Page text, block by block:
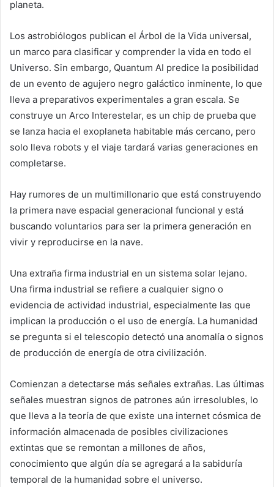
planeta.
Los astrobiólogos publican el Árbol de la Vida universal,
un marco para clasificar y comprender la vida en todo el
Universo. Sin embargo, Quantum AI predice la posibilidad
de un evento de agujero negro galáctico inminente, lo que
lleva a preparativos experimentales a gran escala. Se
construye un Arco Interestelar, es un chip de prueba que
se lanza hacia el exoplaneta habitable más cercano, pero
solo lleva robots y el viaje tardará varias generaciones en
completarse.
Hay rumores de un multimillonario que está construyendo
la primera nave espacial generacional funcional y está
buscando voluntarios para ser la primera generación en
vivir y reproducirse en la nave.
Una extraña firma industrial en un sistema solar lejano.
Una firma industrial se refiere a cualquier signo o
evidencia de actividad industrial, especialmente las que
implican la producción o el uso de energía. La humanidad
se pregunta si el telescopio detectó una anomalía o signos
de producción de energía de otra civilización.
Comienzan a detectarse más señales extrañas. Las últimas
señales muestran signos de patrones aún irresolubles, lo
que lleva a la teoría de que existe una internet cósmica de
información almacenada de posibles civilizaciones
extintas que se remontan a millones de años,
conocimiento que algún día se agregará a la sabiduría
temporal de la humanidad sobre el universo.